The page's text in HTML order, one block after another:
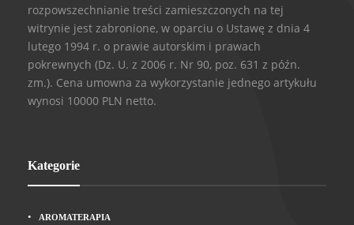
rozpowszechnianie treści zamieszczonych na tej
witrynie jest zabronione, w oparciu o Ustawę z dnia 4
lutego 1994 r. o prawie autorskim i prawach
pokrewnych (Dz. U. z 2006 r. Nr 90, poz. 631 z późn.
zm.). Cena umowna za wykorzystanie jednego artykułu
wynosi 10000 PLN netto.
Kategorie
AROMATERAPIA